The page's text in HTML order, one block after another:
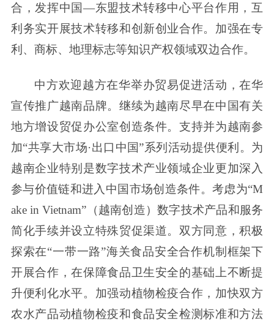
合，发挥中国—东盟技术转移中心平台作用，互
利务实开展技术转移和创新创业合作。加强在专
利、商标、地理标志等知识产权领域双边合作。
中方欢迎越方在华举办贸易促进活动，在华
宣传推广越南品牌。继续为越南尽早在中国有关
地方增设贸促办公室创造条件。支持并为越南参
加“共享大市场·出口中国”系列活动提供便利。为
越南企业特别是数字技术产业领域企业更加深入
参与价值链和进入中国市场创造条件。考虑为“M
ake in Vietnam”（越南创造）数字技术产品和服务
简化手续并设立特殊贸促渠道。双方同意，积极
探索在“一带一路”海关食品安全合作机制框架下
开展合作，在保障食品卫生安全的基础上不断提
升便利化水平。加强动植物检疫合作，加快双方
农水产品动植物检疫和食品安全检测标准和方法